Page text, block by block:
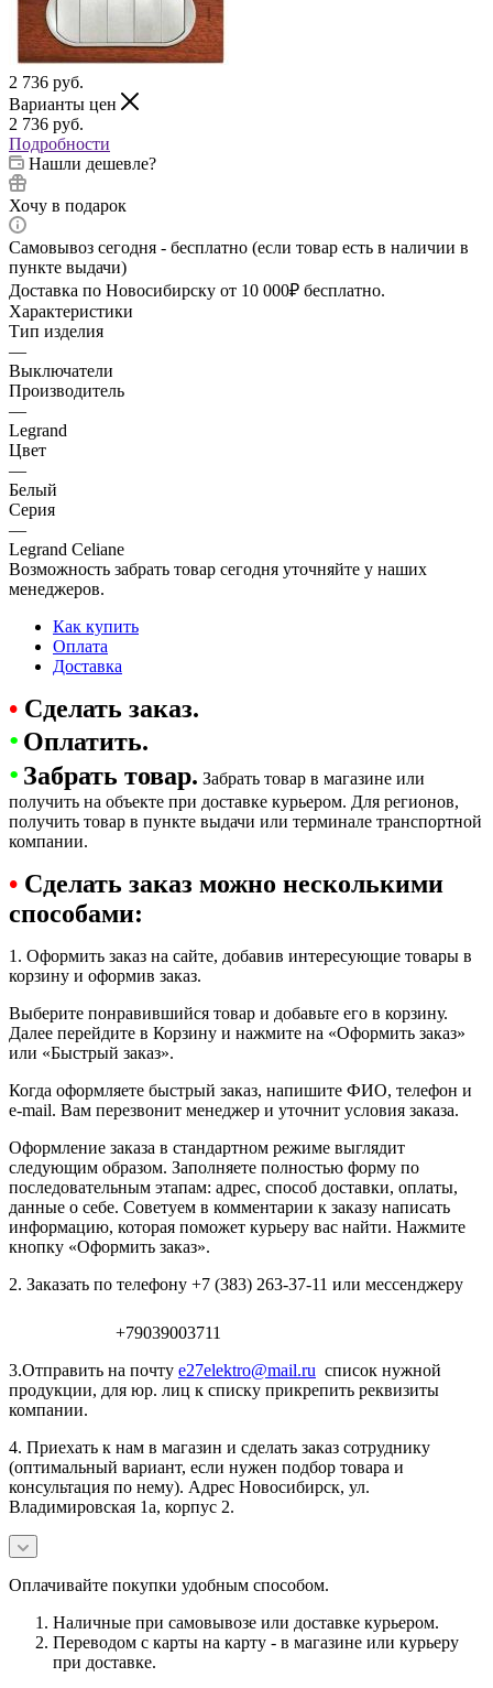
2 736 руб.
Варианты цен
2 736 руб.
Подробности
Нашли дешевле?
Хочу в подарок
Самовывоз сегодня - бесплатно (если товар есть в наличии в
пункте выдачи)
Доставка по Новосибирску от 10 000₽ бесплатно.
Характеристики
Тип изделия
—
Выключатели
Производитель
—
Legrand
Цвет
—
Белый
Серия
—
Legrand Celiane
Возможность забрать товар сегодня уточняйте у наших
менеджеров.
Как купить
Оплата
Доставка
• Сделать заказ.
• Оплатить.
• Забрать товар. Забрать товар в магазине или
получить на объекте при доставке курьером. Для регионов,
получить товар в пункте выдачи или терминале транспортной
компании.
• Сделать заказ можно несколькими
способами:
1. Оформить заказ на сайте, добавив интересующие товары в
корзину и оформив заказ.
Выберите понравившийся товар и добавьте его в корзину.
Далее перейдите в Корзину и нажмите на «Оформить заказ»
или «Быстрый заказ».
Когда оформляете быстрый заказ, напишите ФИО, телефон и
e-mail. Вам перезвонит менеджер и уточнит условия заказа.
Оформление заказа в стандартном режиме выглядит
следующим образом. Заполняете полностью форму по
последовательным этапам: адрес, способ доставки, оплаты,
данные о себе. Советуем в комментарии к заказу написать
информацию, которая поможет курьеру вас найти. Нажмите
кнопку «Оформить заказ».
2. Заказать по телефону +7 (383) 263-37-11 или мессенджеру
+79039003711
3.Отправить на почту e27elektro@mail.ru список нужной
продукции, для юр. лиц к списку прикрепить реквизиты
компании.
4. Приехать к нам в магазин и сделать заказ сотруднику
(оптимальный вариант, если нужен подбор товара и
консультация по нему). Адрес Новосибирск, ул.
Владимировская 1а, корпус 2.
Оплачивайте покупки удобным способом.
Наличные при самовывозе или доставке курьером.
Переводом с карты на карту - в магазине или курьеру
при доставке.